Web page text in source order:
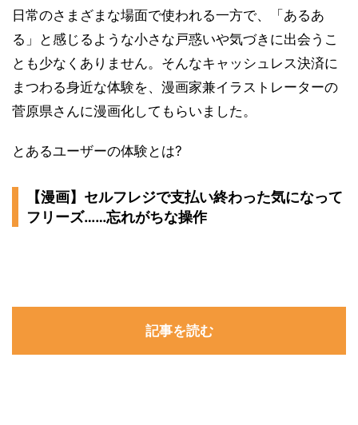
日常のさまざまな場面で使われる一方で、「あるあ
る」と感じるような小さな戸惑いや気づきに出会うこ
とも少なくありません。そんなキャッシュレス決済に
まつわる身近な体験を、漫画家兼イラストレーターの
菅原県さんに漫画化してもらいました。
とあるユーザーの体験とは?
【漫画】セルフレジで支払い終わった気になって
フリーズ……忘れがちな操作
記事を読む